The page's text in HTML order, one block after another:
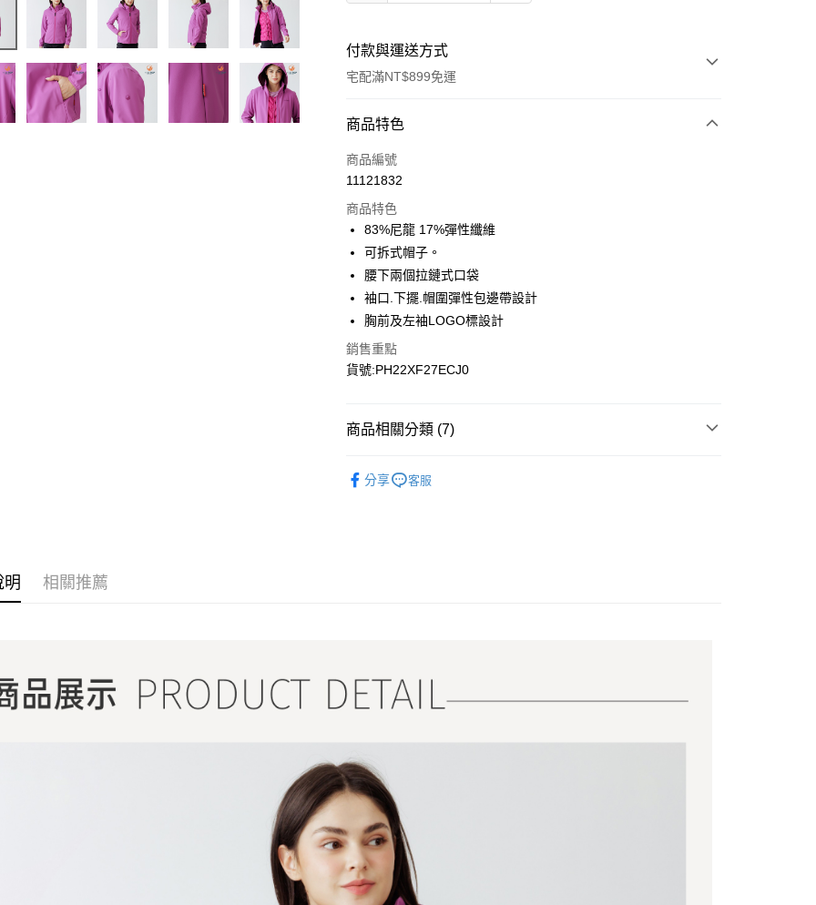
付款與運送方式
宅配滿NT$899免運
付款方式
信用卡一次付款
Apple Pay
悠遊付
Google Pay
運送方式
商品特色
商品編號
11121832
商品特色
83%尼龍 17%彈性纖維
可拆式帽子。
腰下兩個拉鏈式口袋
袖口.下擺.帽圍彈性包邊帶設計
胸前及左袖LOGO標設計
銷售重點
貨號:PH22XF27ECJ0
商品相關分類 (7)
分享 客服
明 相關推薦